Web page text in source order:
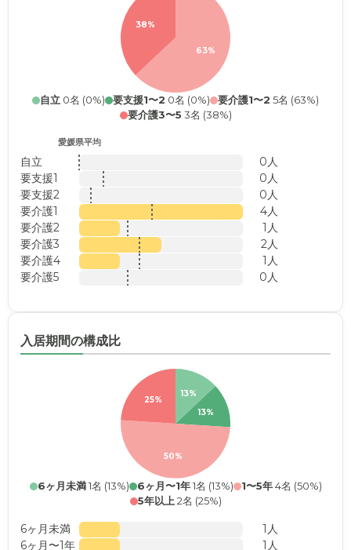
63%
38%
自立 0名 (0%) 要支援1〜2 0名 (0%) 要介護1〜2 5名 (63%)
要介護3〜5 3名 (38%)
愛媛県平均
自立
0人
要支援1
0人
要支援2
0人
要介護1
4人
要介護2
1人
要介護3
2人
要介護4
1人
要介護5
0人
入居期間の構成比
13%
13%
50%
25%
6ヶ月未満1名 (13%) 6ヶ月〜1年1名 (13%) 1〜5年4名 (50%)
5年以上2名 (25%)
6ヶ月未満
1人
6ヶ月〜1年
1人